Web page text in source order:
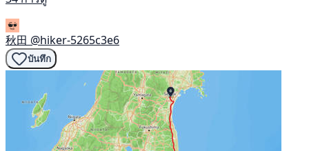
秋田 @hiker-5265c3e6
บันทึก